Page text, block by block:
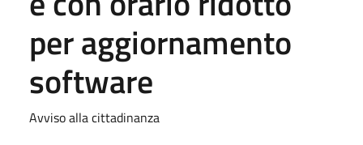
per aggiornamento
software
Avviso alla cittadinanza